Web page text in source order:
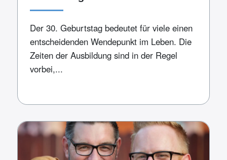
Der 30. Geburtstag bedeutet für viele einen
entscheidenden Wendepunkt im Leben. Die
Zeiten der Ausbildung sind in der Regel
vorbei,...